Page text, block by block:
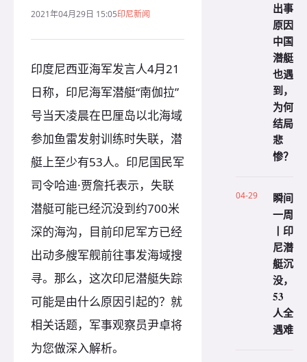
2021年04月29日 15:05印尼新闻
印度尼西亚海军发言人4月21
日称，印尼海军潜艇“南伽拉”
号当天凌晨在巴厘岛以北海域
参加鱼雷发射训练时失联，潜
艇上至少有53人。印尼国民军
司令哈迪·贾詹托表示，失联
潜艇可能已经沉没到约700米
深的海沟，目前印尼军方已经
出动多艘军舰前往事发海域搜
寻。那么，这次印尼潜艇失踪
可能是由什么原因引起的？就
相关话题，军事观察员尹卓将
为您做深入解析。
出事
原因
中国
潜艇
也遇
到，
为何
结局
悲
惨？
04-29
瞬间
一周
丨印
尼潜
艇沉
没，
53
人全
遇难